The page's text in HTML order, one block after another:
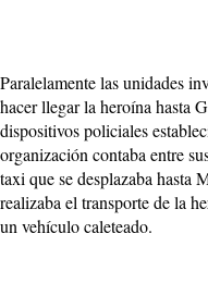
Paralelamente las unidades
hacer llegar la heroína hasta
dispositivos policiales
organización contaba entre
taxi que se desplazaba hasta
realizaba el transporte de la
un vehículo caleteado.